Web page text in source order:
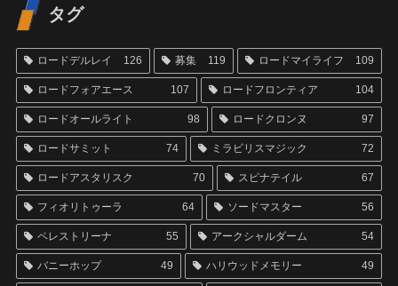
タグ
ロードデルレイ 126 募集 119 ロードマイライフ 109
ロードフォアエース 107 ロードフロンティア 104
ロードオールライト 98 ロードクロンヌ 97
ロードサミット 74 ミラビリスマジック 72
ロードアスタリスク 70 スピナテイル 67
フィオリトゥーラ 64 ソードマスター 56
ペレストリーナ 55 アークシャルダーム 54
バニーホップ 49 ハリウッドメモリー 49